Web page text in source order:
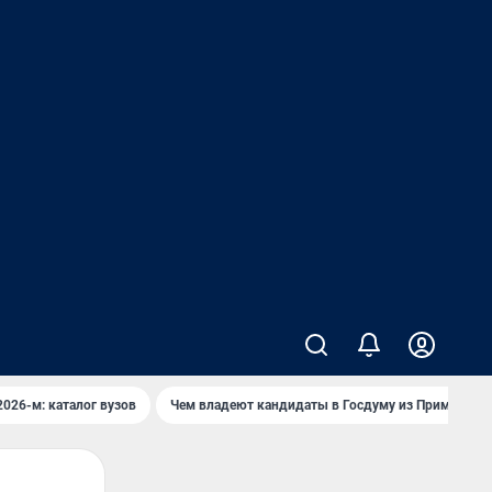
м: каталог вузов Чем владеют кандидаты в Госдуму из Приморья